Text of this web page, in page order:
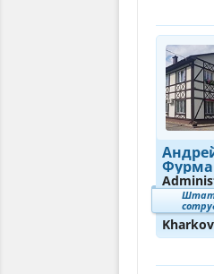
Kharkov